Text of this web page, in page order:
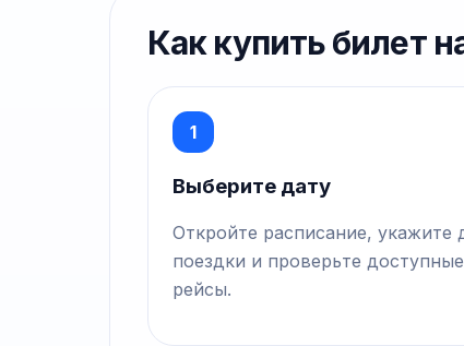
Как купить билет
1
Выберите дату
Откройте расписание, укажите
поездки и проверьте доступные
рейсы.